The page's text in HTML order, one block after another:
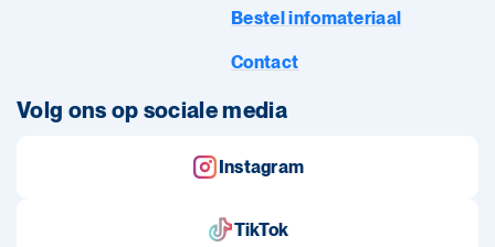
Bestel infomateriaal
Contact
Volg ons op sociale media
Instagram
TikTok